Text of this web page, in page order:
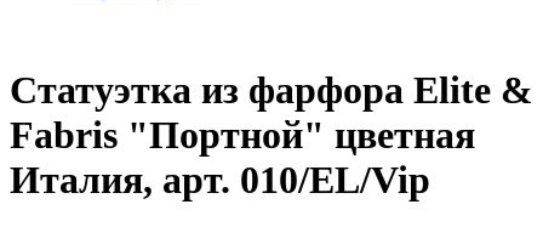
Статуэтка из фарфора Elite &
Fabris "Портной" цветная
Италия, арт. 010/EL/Vip